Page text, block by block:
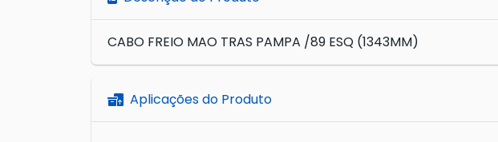
CABO FREIO MAO TRAS PAMPA /89 ESQ (1343MM)
Aplicações do Produto